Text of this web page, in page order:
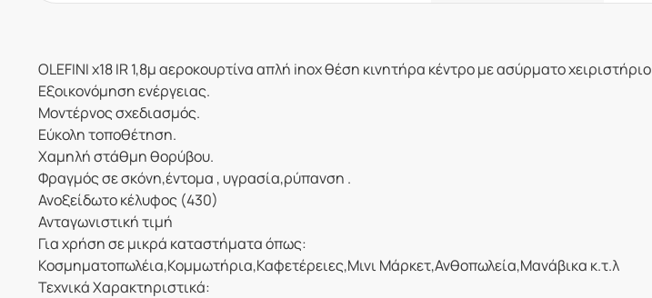
OLEFINIx18 IR 1,8μ αεροκουρτίνα απλή inox θέση κινητήρα κέντρο με ασύρματο χειριστήριο
Εξοικονόμηση ενέργειας.
Μοντέρνος σχεδιασμός.
Εύκολη τοποθέτηση.
Χαμηλή στάθμη θορύβου.
Φραγμός σε σκόνη,έντομα , υγρασία,ρύπανση .
Ανοξείδωτο κέλυφος (430)
Ανταγωνιστική τιμή
Για χρήση σε μικρά καταστήματα όπως:
Κοσμηματοπωλέια,Κομμωτήρια,Καφετέρειες,Μινι Μάρκετ,Ανθοπωλεία,Μανάβικα κ.τ.λ
Τεχνικά Χαρακτηριστικά: